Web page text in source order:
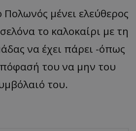
Πολωνός μένει ελεύθερος
το καλοκαίρι με τη
να έχει πάρει -όπως
του να μην του
του.